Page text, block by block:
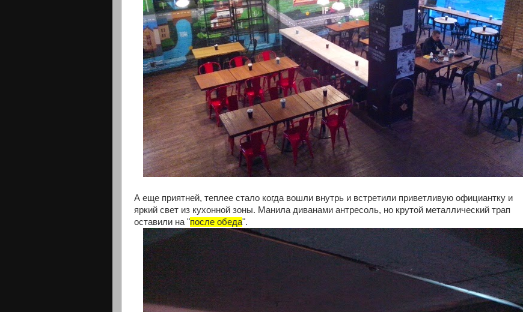
А еще приятней, теплее стало когда вошли внутрь и встретили приветливую официантку и
яркий свет из кухонной зоны. Манила диванами антресоль, но крутой металлический трап
оставили на "после обеда".